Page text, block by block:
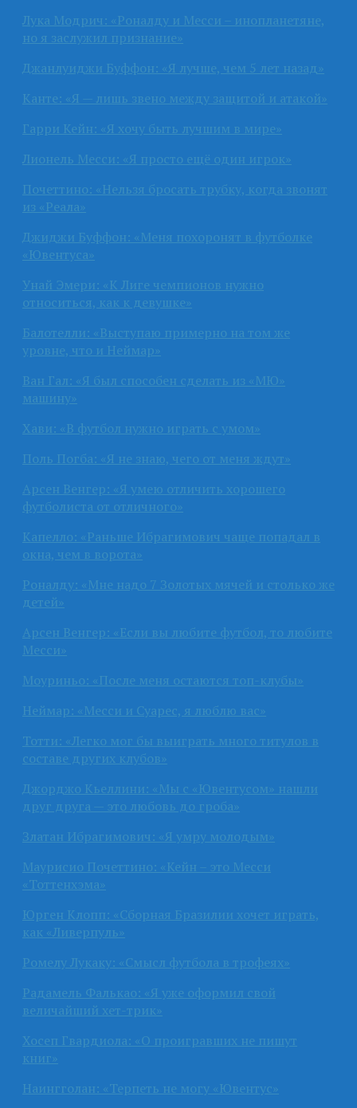
Лука Модрич: «Роналду и Месси – инопланетяне,
но я заслужил признание»
Джанлуиджи Буффон: «Я лучше, чем 5 лет назад»
Канте: «Я — лишь звено между защитой и атакой»
Гарри Кейн: «Я хочу быть лучшим в мире»
Лионель Месси: «Я просто ещё один игрок»
Почеттино: «Нельзя бросать трубку, когда звонят
из «Реала»
Джиджи Буффон: «Меня похоронят в футболке
«Ювентуса»
Унай Эмери: «К Лиге чемпионов нужно
относиться, как к девушке»
Балотелли: «Выступаю примерно на том же
уровне, что и Неймар»
Ван Гал: «Я был способен сделать из «МЮ»
машину»
Хави: «В футбол нужно играть с умом»
Поль Погба: «Я не знаю, чего от меня ждут»
Арсен Венгер: «Я умею отличить хорошего
футболиста от отличного»
Капелло: «Раньше Ибрагимович чаще попадал в
окна, чем в ворота»
Роналду: «Мне надо 7 Золотых мячей и столько же
детей»
Арсен Венгер: «Если вы любите футбол, то любите
Месси»
Моуриньо: «После меня остаются топ-клубы»
Неймар: «Месси и Суарес, я люблю вас»
Тотти: «Легко мог бы выиграть много титулов в
составе других клубов»
Джорджо Кьеллини: «Мы с «Ювентусом» нашли
друг друга — это любовь до гроба»
Златан Ибрагимович: «Я умру молодым»
Маурисио Почеттино: «Кейн – это Месси
«Тоттенхэма»
Юрген Клопп: «Сборная Бразилии хочет играть,
как «Ливерпуль»
Ромелу Лукаку: «Смысл футбола в трофеях»
Радамель Фалькао: «Я уже оформил свой
величайший хет-трик»
Хосеп Гвардиола: «О проигравших не пишут
книг»
Наингголан: «Терпеть не могу «Ювентус»